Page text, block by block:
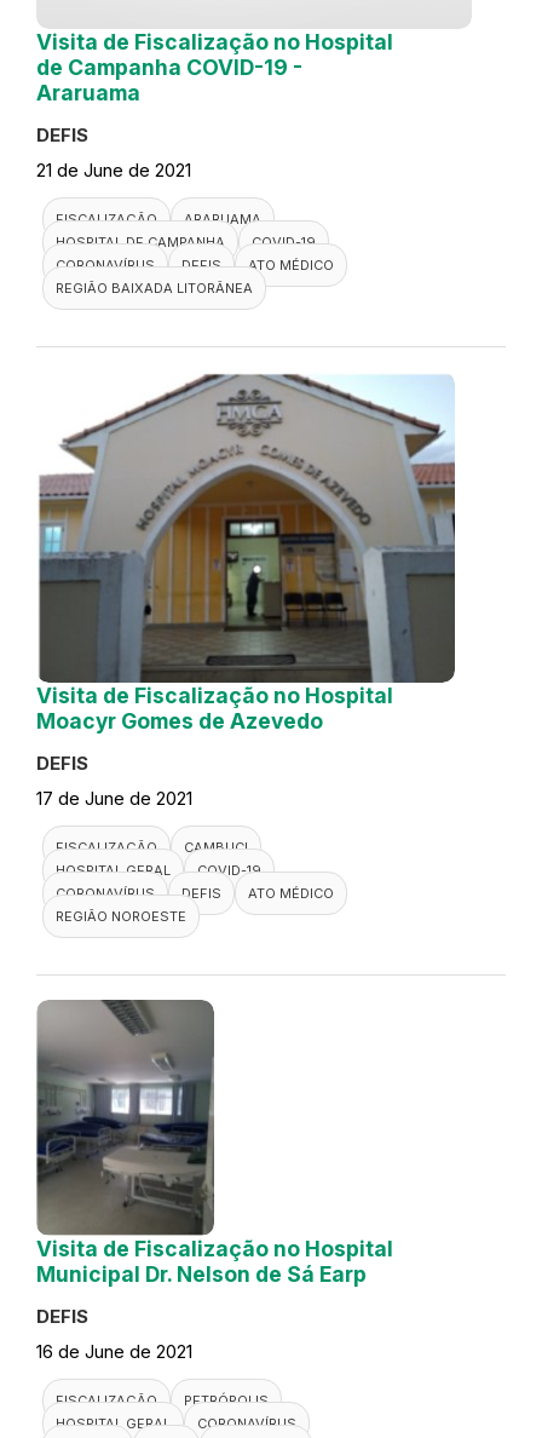
Visita de Fiscalização no Hospital
de Campanha COVID-19 -
Araruama
DEFIS
21 de June de 2021
FISCALIZAÇÃO
ARARUAMA
HOSPITAL DE CAMPANHA
COVID-19
CORONAVÍRUS
DEFIS
ATO MÉDICO
REGIÃO BAIXADA LITORÂNEA
Visita de Fiscalização no Hospital
Moacyr Gomes de Azevedo
DEFIS
17 de June de 2021
FISCALIZAÇÃO
CAMBUCI
HOSPITAL GERAL
COVID-19
CORONAVÍRUS
DEFIS
ATO MÉDICO
REGIÃO NOROESTE
Visita de Fiscalização no Hospital
Municipal Dr. Nelson de Sá Earp
DEFIS
16 de June de 2021
FISCALIZAÇÃO
PETRÓPOLIS
HOSPITAL GERAL
CORONAVÍRUS